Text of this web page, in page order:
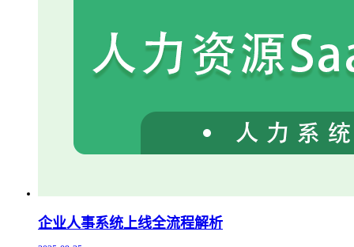
企业人事系统上线全流程解析